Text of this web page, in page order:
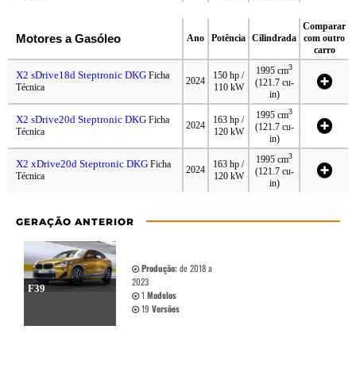
Motores a Gasóleo Ano Potência Cilindrada
Comparar
com outro
carro
X2 sDrive18d Steptronic DKG Ficha
Técnica
2024
150 hp /
110 kW
1995 cm3
(121.7 cu-
in)
X2 sDrive20d Steptronic DKG Ficha
Técnica
2024
163 hp /
120 kW
1995 cm3
(121.7 cu-
in)
X2 xDrive20d Steptronic DKG Ficha
Técnica
2024
163 hp /
120 kW
1995 cm3
(121.7 cu-
in)
GERAÇÃO ANTERIOR
F39
Produção:de 2018 a
2023
1 Modelos
19 Versões